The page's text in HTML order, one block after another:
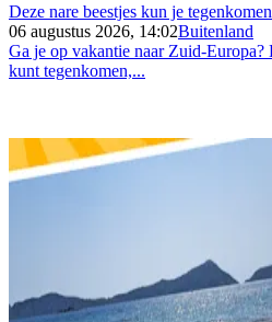
Deze nare beestjes kun je
06 augustus 2026, 14:02Buitenland
Ga je op vakantie naar Zuid-Europa?
kunt tegenkomen,...